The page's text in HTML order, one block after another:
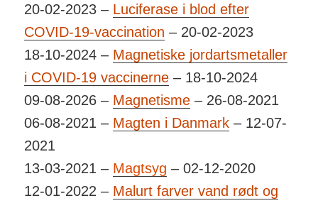
20-02-2023 – Luciferase i blod efter
COVID-19-vaccination – 20-02-2023
18-10-2024 – Magnetiske jordartsmetaller
i COVID-19 vaccinerne – 18-10-2024
09-08-2026 – Magnetisme – 26-08-2021
06-08-2021 – Magten i Danmark – 12-07-
2021
13-03-2021 – Magtsyg – 02-12-2020
12-01-2022 – Malurt farver vand rødt og